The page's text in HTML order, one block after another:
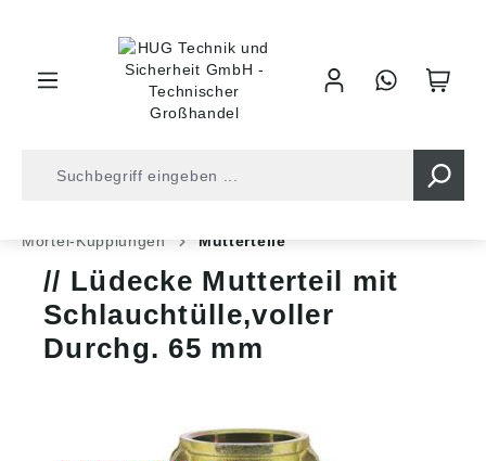
Mörtel-Kupplungen
Mutterteile
Lüdecke Mutterteil mit
Schlauchtülle,voller
Durchg. 65 mm